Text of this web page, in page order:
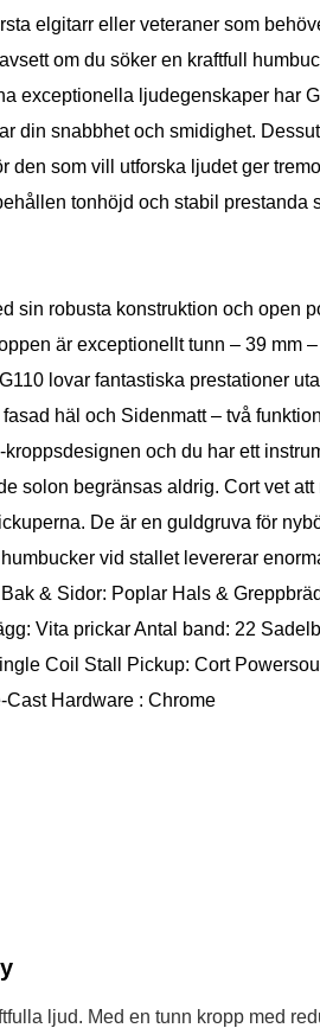
elgitarr eller veteraner som
om du söker en kraftfull
exceptionella ljudegenskaper har
din snabbhet och smidighet.
den som vill utforska ljudet ger
tonhöjd och stabil prestanda
robusta konstruktion och open
är exceptionellt tunn – 39 mm
lovar fantastiska prestationer
häl och Sidenmatt – två
och du har ett
solon begränsas aldrig. Cort vet
De är en guldgruva för
vid stallet levererar
& Sidor: Poplar Hals &
Vita prickar Antal band: 22
Coil Stall Pickup: Cort
Hardware : Chrome
ljud. Med en tunn kropp med